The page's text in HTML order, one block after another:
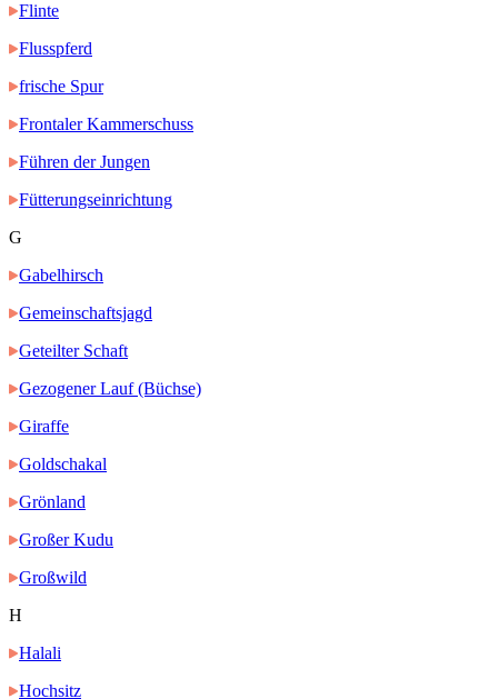
Flinte
Flusspferd
frische Spur
Frontaler Kammerschuss
Führen der Jungen
Fütterungseinrichtung
G
Gabelhirsch
Gemeinschaftsjagd
Geteilter Schaft
Gezogener Lauf (Büchse)
Giraffe
Goldschakal
Grönland
Großer Kudu
Großwild
H
Halali
Hochsitz